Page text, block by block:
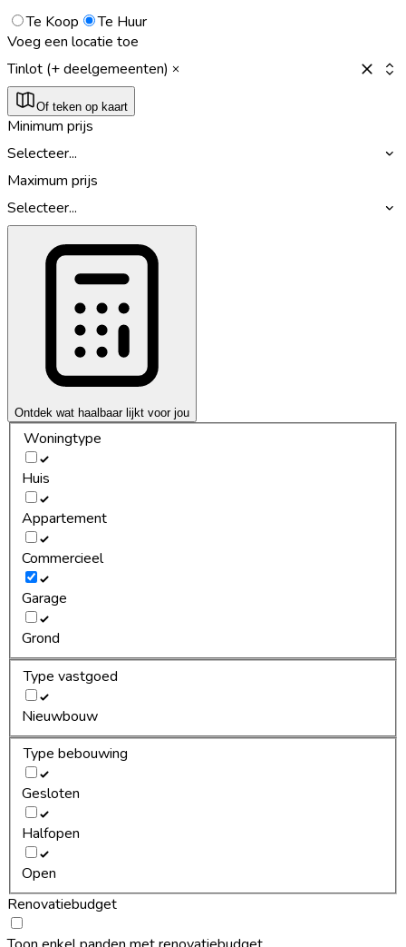
Te Koop
Te Huur
Voeg een locatie toe
Tinlot (+ deelgemeenten)
Of teken op kaart
Minimum prijs
Selecteer...
Maximum prijs
Selecteer...
Ontdek wat haalbaar lijkt voor jou
Woningtype
Huis
Appartement
Commercieel
Garage
Grond
Type vastgoed
Nieuwbouw
Type bebouwing
Gesloten
Halfopen
Open
Renovatiebudget